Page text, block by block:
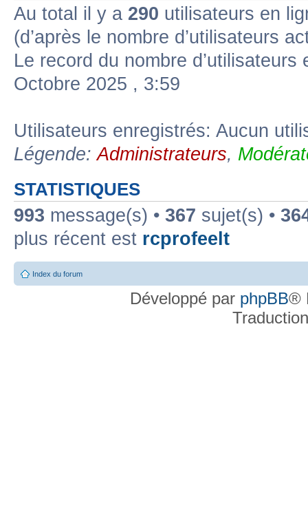
Au total il y a 290 utilisateurs en
(d’après le nombre d’utilisateurs
Le record du nombre
Octobre 2025 , 3:59
Utilisateurs enregistrés: Aucun
Légende:Administrateurs,
STATISTIQUES
993 message(s) • 367 sujet(s) •
plus récent est rcprofeelt
Index du forum
Développé par phpBB®